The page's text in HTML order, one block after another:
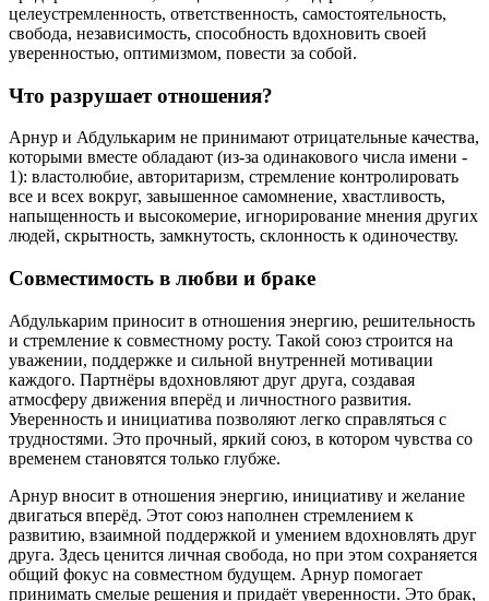
целеустремленность, ответственность, самостоятельность,
свобода, независимость, способность вдохновить своей
уверенностью, оптимизмом, повести за собой.
Что разрушает отношения?
Арнур и Абдулькарим не принимают отрицательные качества,
которыми вместе обладают (из-за одинакового числа имени -
1): властолюбие, авторитаризм, стремление контролировать
все и всех вокруг, завышенное самомнение, хвастливость,
напыщенность и высокомерие, игнорирование мнения других
людей, скрытность, замкнутость, склонность к одиночеству.
Совместимость в любви и браке
Абдулькарим приносит в отношения энергию, решительность
и стремление к совместному росту. Такой союз строится на
уважении, поддержке и сильной внутренней мотивации
каждого. Партнёры вдохновляют друг друга, создавая
атмосферу движения вперёд и личностного развития.
Уверенность и инициатива позволяют легко справляться с
трудностями. Это прочный, яркий союз, в котором чувства со
временем становятся только глубже.
Арнур вносит в отношения энергию, инициативу и желание
двигаться вперёд. Этот союз наполнен стремлением к
развитию, взаимной поддержкой и умением вдохновлять друг
друга. Здесь ценится личная свобода, но при этом сохраняется
общий фокус на совместном будущем. Арнур помогает
принимать смелые решения и придаёт уверенности. Это брак,